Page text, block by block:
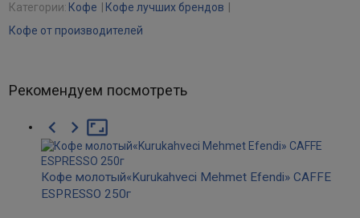
Категории: Кофе
Кофе лучших брендов
Кофе от производителей
Рекомендуем посмотреть
  
Кофе молотый«Kurukahveci Mehmet Efendi» CAFFE
ESPRESSO 250г